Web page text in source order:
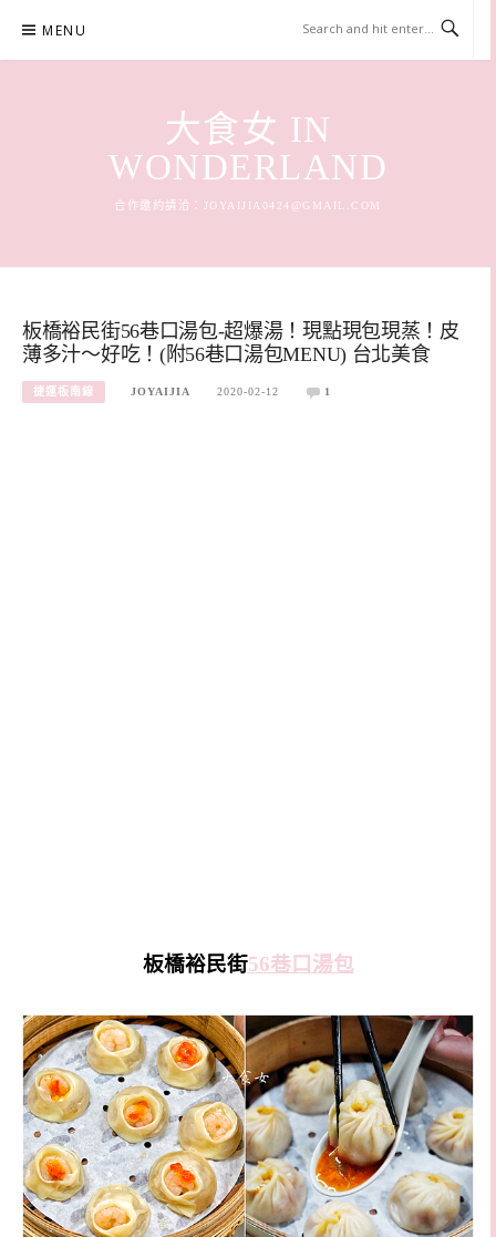
content
MENU
大食女 IN
WONDERLAND
合作邀約請洽： JOYAIJIA0424@GMAIL.COM
板橋裕民街56巷口湯包-超爆湯！現點現包現蒸！皮
薄多汁～好吃！(附56巷口湯包MENU) 台北美食
捷運板南線 JOYAIJIA 2020-02-12 1
板橋裕民街56巷口湯包